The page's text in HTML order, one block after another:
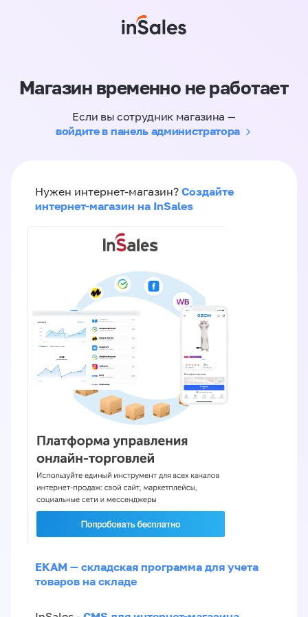
Магазин временно не работает
Если вы сотрудник магазина —
войдите в панель администратора
Нужен интернет-магазин? Создайте
интернет-магазин на InSales
EKAM — складская программа для учета
товаров на складе